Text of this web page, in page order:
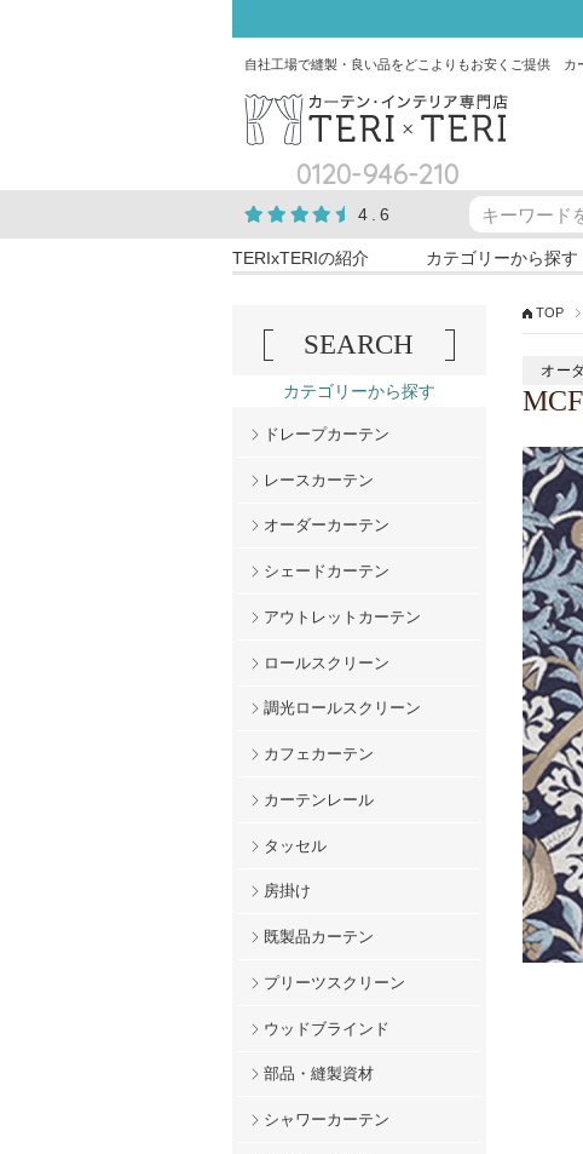
自社工場で縫製・良い品をどこよりもお安くご提供 カ
0120-946-210
4.6
TERIxTERIの紹介 カテゴリーから探す
TOP
オー
SEARCH
カテゴリーから探す
ドレープカーテン
レースカーテン
オーダーカーテン
シェードカーテン
アウトレットカーテン
ロールスクリーン
調光ロールスクリーン
カフェカーテン
カーテンレール
タッセル
房掛け
既製品カーテン
プリーツスクリーン
ウッドブラインド
部品・縫製資材
シャワーカーテン